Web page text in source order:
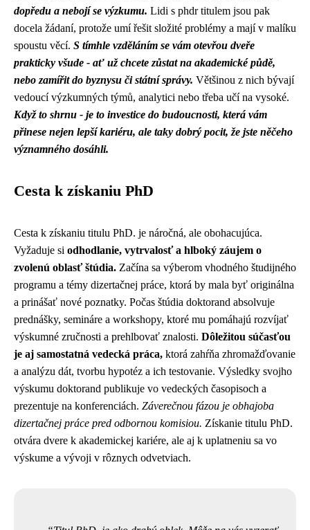
dopředu a nebojí se výzkumu. Lidi s phdr titulem jsou pak
docela žádaní, protože umí řešit složité problémy a mají v malíku
spoustu věcí. S tímhle vzděláním se vám otevřou dveře
prakticky všude - ať už chcete zůstat na akademické půdě,
nebo zamířit do byznysu či státní správy. Většinou z nich bývají
vedoucí výzkumných týmů, analytici nebo třeba učí na vysoké.
Když to shrnu - je to investice do budoucnosti, která vám
přinese nejen lepší kariéru, ale taky dobrý pocit, že jste něčeho
významného dosáhli.
Cesta k získaniu PhD
Cesta k získaniu titulu PhD. je náročná, ale obohacujúca.
Vyžaduje si odhodlanie, vytrvalosť a hlboký záujem o
zvolenú oblasť štúdia. Začína sa výberom vhodného študijného
programu a témy dizertačnej práce, ktorá by mala byť originálna
a prinášať nové poznatky. Počas štúdia doktorand absolvuje
prednášky, semináre a workshopy, ktoré mu pomáhajú rozvíjať
výskumné zručnosti a prehlbovať znalosti. Dôležitou súčasťou
je aj samostatná vedecká práca, ktorá zahŕňa zhromažďovanie
a analýzu dát, tvorbu hypotéz a ich testovanie. Výsledky svojho
výskumu doktorand publikuje vo vedeckých časopisoch a
prezentuje na konferenciách. Záverečnou fázou je obhajoba
dizertačnej práce pred odbornou komisiou. Získanie titulu PhD.
otvára dvere k akademickej kariére, ale aj k uplatneniu sa vo
výskume a vývoji v rôznych odvetviach.